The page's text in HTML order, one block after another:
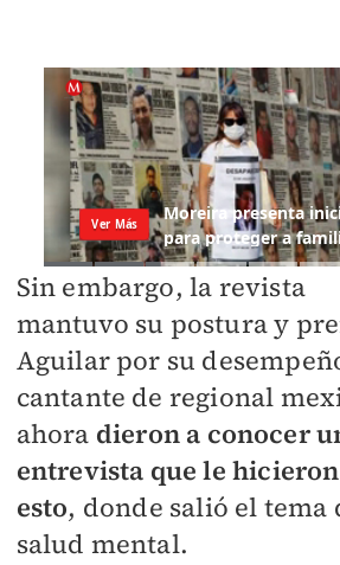
Sin embargo, la revista
mantuvo su postura y
Aguilar por su
cantante de regional
ahora dieron a conocer
entrevista que le
esto, donde salió el tema
salud mental.